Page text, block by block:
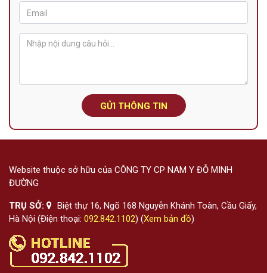
GỬI THÔNG TIN
Website thuộc sở hữu của CÔNG TY CP NAM Y ĐỖ MINH
ĐƯỜNG
TRỤ SỞ:
Biệt thự 16, Ngõ 168 Nguyễn Khánh Toàn, Cầu Giấy,
Hà Nội (Điện thoại: 092.842.1102) (Xem bản đồ)